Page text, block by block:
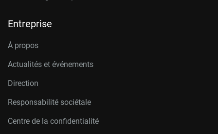
Entreprise
À propos
Actualités et événements
Direction
Responsabilité sociétale
Centre de la confidentialité